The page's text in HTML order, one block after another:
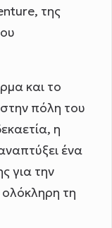
της
και το
πόλη του
η
ένα
για την
ολόκληρη τη